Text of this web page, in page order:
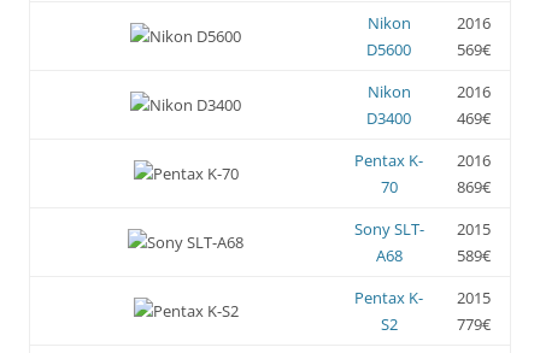
Nikon
D5600
2016
569€
Nikon
D3400
2016
469€
Pentax K-
70
2016
869€
Sony SLT-
A68
2015
589€
Pentax K-
S2
2015
779€